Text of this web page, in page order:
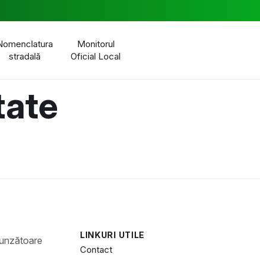
stradală
Monitorul
Oficial Local
LINKURI UTILE
Contact